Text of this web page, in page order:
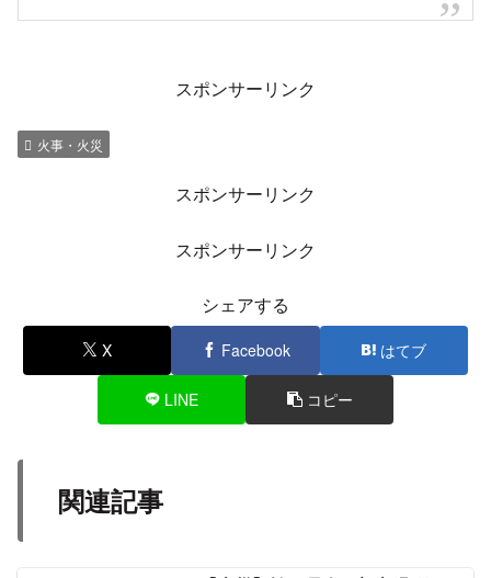
スポンサーリンク
火事・火災
スポンサーリンク
スポンサーリンク
シェアする
X Facebook はてブ
LINE コピー
関連記事